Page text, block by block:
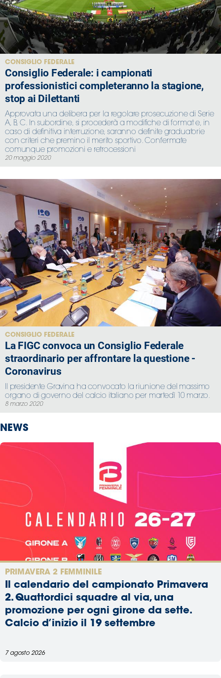
Area
Media
Contatti
Assicurazione
Social media
CONSIGLIO FEDERALE
Consiglio Federale: i campionati
professionistici completeranno la stagione,
stop ai Dilettanti
Approvata una delibera per la regolare prosecuzione di Serie
A, B, C. In subordine, si procederà a modifiche di format e, in
caso di definitiva interruzione, saranno definite graduatorie
con criteri che premino il merito sportivo. Confermate
comunque promozioni e retrocessioni
20 maggio 2020
CONSIGLIO FEDERALE
La FIGC convoca un Consiglio Federale
straordinario per affrontare la questione -
Coronavirus
Il presidente Gravina ha convocato la riunione del massimo
organo di governo del calcio italiano per martedì 10 marzo.
8 marzo 2020
NEWS
PRIMAVERA 2 FEMMINILE
Il calendario del campionato Primavera
2. Quattordici squadre al via, una
promozione per ogni girone da sette.
Calcio d’inizio il 19 settembre
7 agosto 2026